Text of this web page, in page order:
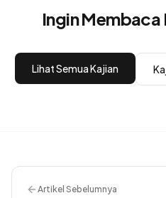
Ingin Membaca
Lihat Semua Kajian
Artikel Sebelumnya